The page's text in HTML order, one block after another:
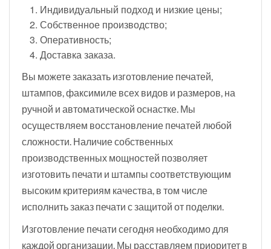
Индивидуальный подход и низкие цены;
Собственное производство;
Оперативность;
Доставка заказа.
Вы можете заказать изготовление печатей,
штампов, факсимиле всех видов и размеров, на
ручной и автоматической оснастке. Мы
осуществляем восстановление печатей любой
сложности. Наличие собственных
производственных мощностей позволяет
изготовить печати и штампы соответствующим
высоким критериям качества, в том числе
исполнить заказ печати с защитой от поделки.
Изготовление печати сегодня необходимо для
каждой организации. Мы расставляем приоритет в